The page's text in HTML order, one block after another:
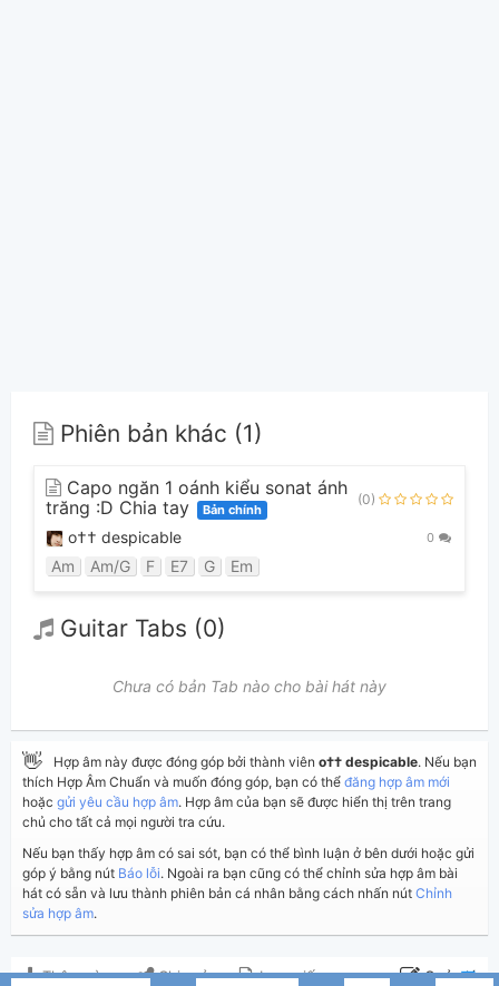
Phiên bản khác (1)
Capo ngăn 1 oánh kiểu sonat ánh
trăng :D Chia tay
Bản chính
(0)
o†† despicable 0
Am Am/G F E7 G Em
Guitar Tabs (0)
Chưa có bản Tab nào cho bài hát này
👋 Hợp âm này được đóng góp bởi thành viên o†† despicable. Nếu bạn
thích Hợp Âm Chuẩn và muốn đóng góp, bạn có thể đăng hợp âm mới
hoặc gửi yêu cầu hợp âm. Hợp âm của bạn sẽ được hiển thị trên trang
chủ cho tất cả mọi người tra cứu.
Nếu bạn thấy hợp âm có sai sót, bạn có thể bình luận ở bên dưới hoặc gửi
góp ý bằng nút Báo lỗi. Ngoài ra bạn cũng có thể chỉnh sửa hợp âm bài
hát có sẵn và lưu thành phiên bản cá nhân bằng cách nhấn nút Chỉnh
sửa hợp âm.
Thêm vào Chia sẻ In ra giấy Quản lý